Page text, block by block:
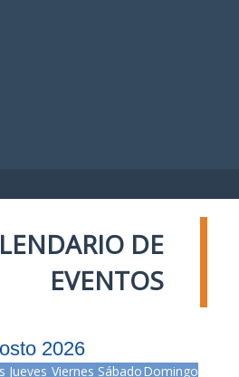
DE
EVENTOS
2026
Jueves Viernes SábadoDomingo